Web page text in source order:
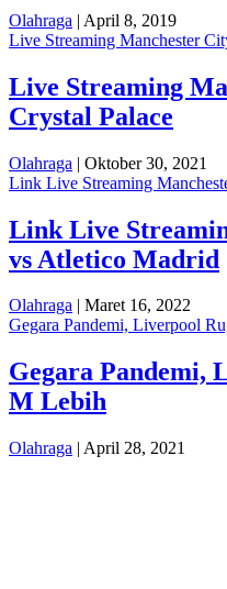
Olahraga | April 8, 2019
Live Streaming Manchester
Live Streaming
Crystal Palace
Olahraga | Oktober 30, 2021
Link Live Streaming
Link Live
vs Atletico Madrid
Olahraga | Maret 16, 2022
Gegara Pandemi, Liverpool
Gegara Pandemi,
M Lebih
Olahraga | April 28, 2021